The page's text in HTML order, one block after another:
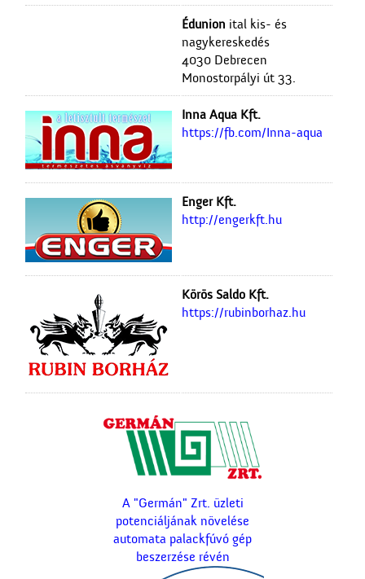
Édunion ital kis- és
nagykereskedés
4030 Debrecen
Monostorpályi út 33.
Inna Aqua Kft.
https://fb.com/Inna-aqua
Enger Kft.
http://engerkft.hu
Körös Saldo Kft.
https://rubinborhaz.hu
A "Germán" Zrt. üzleti
potenciáljának növelése
automata palackfúvó gép
beszerzése révén